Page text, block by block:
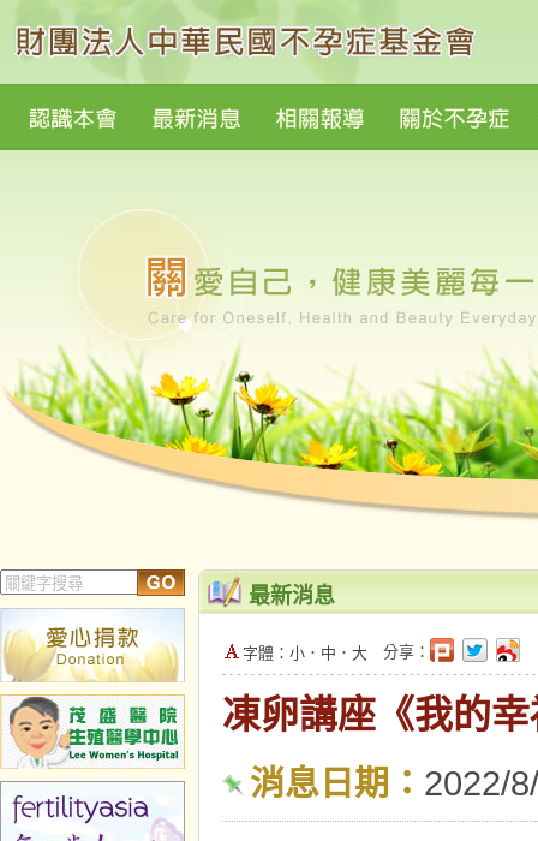
最新消息
字體： 小 ． 中 ． 大 分享：
凍卵講座《我的
消息日期： 2022/